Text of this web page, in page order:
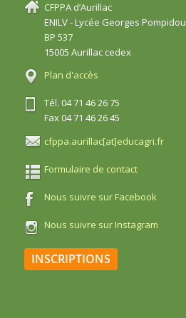
CFPPA d’Aurillac
ENILV - Lycée Georges Pompidou
BP 537
15005 Aurillac cedex
Plan d'accès
Tél. 04 71 46 26 75
Fax 04 71 46 26 45
cfppa.aurillac[at]educagri.fr
Formulaire de contact
Nous suivre sur Facebook
Nous suivre sur Instagram
INSCRIPTIONS